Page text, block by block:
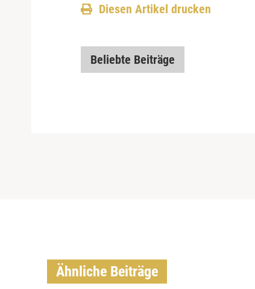
Diesen Artikel drucken
Beliebte Beiträge
Ähnliche Beiträge